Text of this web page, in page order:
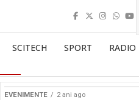
SCITECH SPORT RADIO
EVENIMENTE 2 ani ago